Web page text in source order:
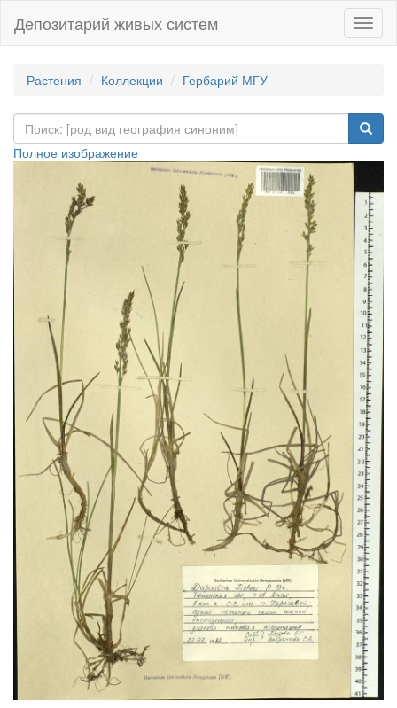
Депозитарий живых систем
Растения Коллекции Гербарий МГУ
Полное изображение